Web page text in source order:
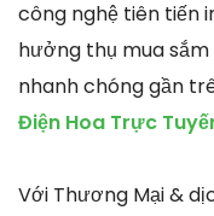
công nghệ tiên tiến
hưởng thụ mua
nhanh chóng gần
Điện Hoa Trực
Với Thương Mại &